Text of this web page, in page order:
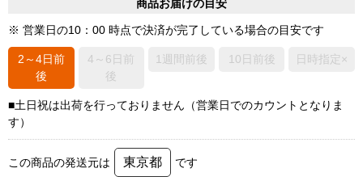
商品お届けの目安
※ 営業日の10：00 時点で決済が完了している場合の目安です
2～4日前
後
4～6日前
後
1週間前後 10日前後 日時指定×
■土日祝は出荷を行っておりません（営業日でのカウントとなりま
す）
この商品の発送元は 東京都 です